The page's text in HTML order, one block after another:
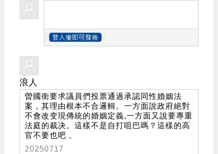
浪人
曽國衛要求議員們投票通過承認同性婚姻法
案，其理由根本不合邏輯。一方面說政府絕對
不會改变現傳統的婚姻定義,一方面又說要專重
法庭的裁决。這樣不是自打咀巴嗎？這樣的高
官不要也吧 。
20250717